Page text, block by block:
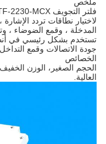
لاختيار نطاقات تردد
المدخلة ، وقمع الضوضاء ،
تستخدم بشكل رئيسي في
جودة الاتصالات وقمع
الخصائص
الحجم الصغير، الوزن
العالية.